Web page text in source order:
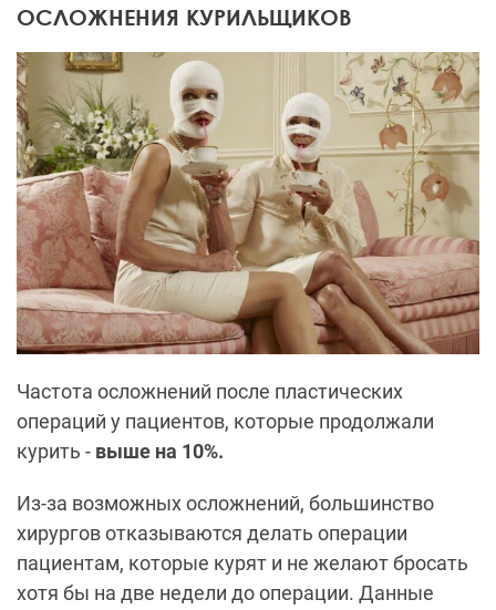
ОСЛОЖНЕНИЯ КУРИЛЬЩИКОВ
Частота осложнений после пластических
операций у пациентов, которые продолжали
курить - выше на 10%.
Из-за возможных осложнений, большинство
хирургов отказываются делать операции
пациентам, которые курят и не желают бросать
хотя бы на две недели до операции. Данные